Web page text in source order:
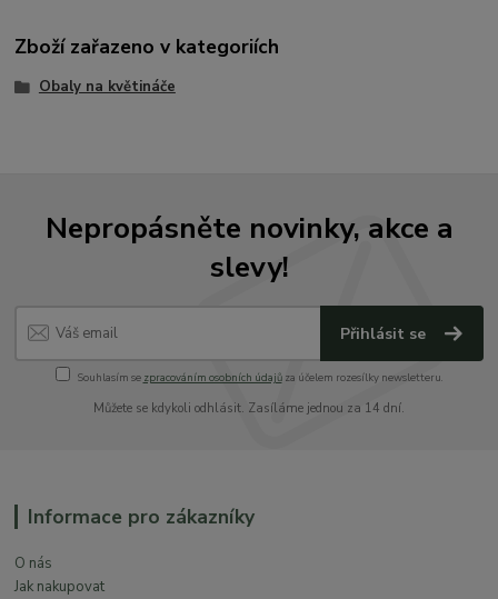
Zboží zařazeno v kategoriích
Obaly na květináče
Nepropásněte novinky, akce a
slevy!
Přihlásit se
Souhlasím se zpracováním osobních údajůza účelem rozesílky newsletteru.
Můžete se kdykoli odhlásit. Zasíláme jednou za 14 dní.
Informace pro zákazníky
O nás
Jak nakupovat